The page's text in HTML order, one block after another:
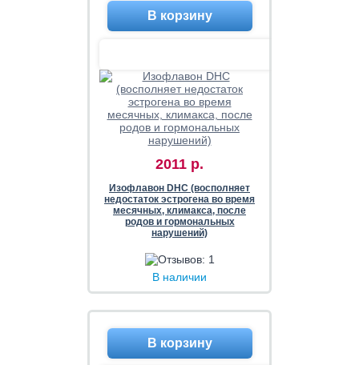
2011 р.
Изофлавон DHC (восполняет
недостаток эстрогена во время
месячных, климакса, после
родов и гормональных
нарушений)
В наличии